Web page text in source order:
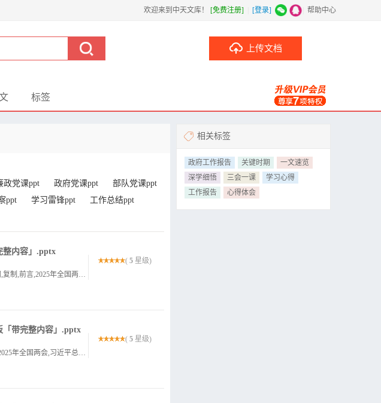
欢迎来到中天文库！ [免费注册] [登录] 帮助中心
上传文档
标签
政党课ppt 政府党课ppt
部队党课ppt
ppt 学习雷锋ppt
工作总结ppt
整内容」.pptx
2025年全国两会精神党课三会一课讲稿,关于配套讲稿的说明,本PPT模板包含讲稿,请移至最后1页查阅,复制,前言,2025年全国两会,是在全面贯彻党的二十大和二十届二中,三中全会精神,深入学习贯彻习近.
( 5 星级)
「带完整内容」.pptx
2025全国两会精神学习党课课件,关于配套讲稿的说明,本PPT模板包含讲稿,请移至最后1页查阅,复制,2025年全国两会,习近平总书记三次到团组参加审议讨论,同代表委员深入交流,共商国是,经济大省要挑.
( 5 星级)
相关标签
政府工作报告 关键时期
一文速览
深学细悟
三会一课
学习心得
工作报告
心得体会